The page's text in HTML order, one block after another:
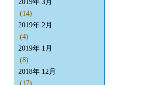
2019年 3月
(14)
2019年 2月
(4)
2019年 1月
(8)
2018年 12月
(17)